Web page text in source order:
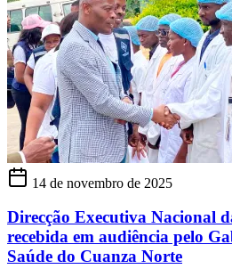
14 de novembro de 2025
Direcção Executiva Nacional
recebida em audiência pelo
Saúde do Cuanza Norte